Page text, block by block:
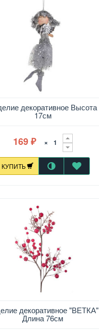
декоративное Высота
17см
169 ₽ ×
КУПИТЬ
декоративное "ВЕТКА"
Длина 76см